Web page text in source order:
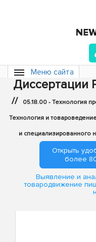
Меню сайта
Диссертации
// 05.18.00 - Технология
Технология и
и специализированного
Открыть
более
Выявление и
товародвижение